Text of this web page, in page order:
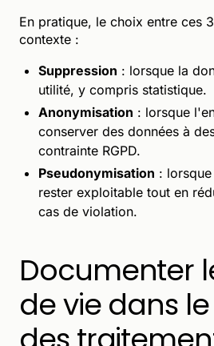
En pratique, le choix entre ces
contexte :
Suppression : lorsque la
utilité, y compris statistique.
Anonymisation : lorsque
conserver des données à
contrainte RGPD.
Pseudonymisation :
rester exploitable tout en
cas de violation.
Documenter
de vie dans